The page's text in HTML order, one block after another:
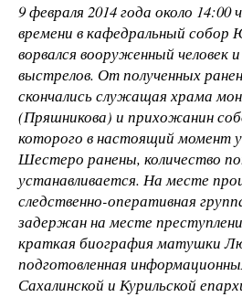
9 февраля 2014 года около 14:00
времени в кафедральный
ворвался вооруженный человек и
выстрелов. От полученных
скончались служащая храма
(Пряшникова) и прихожанин
которого в настоящий момент
Шестеро ранены, количество
устанавливается. На месте
следственно-оперативная
задержан на месте
краткая биография матушки
подготовленная
Сахалинской и Курильской